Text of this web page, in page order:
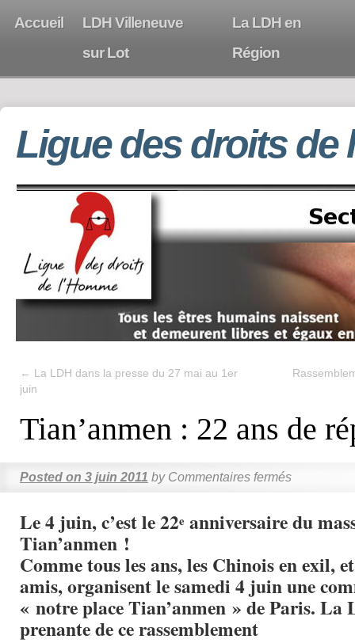
Accueil
LDH Villeneuve
sur Lot
La LDH en
Région
Ligue des droits de
← La LDH dans la presse du 27 mai au 1er
juin
Tian’anmen : 22 ans de
Posted on 3 juin 2011 by Commentaires fermés
Le 4 juin, c’est le 22e anniversaire du
Tian’anmen !
Comme tous les ans, les Chinois en exil,
amis, organisent le samedi 4 juin une
« notre place Tian’anmen » de Paris. La
prenante de ce rassemblement